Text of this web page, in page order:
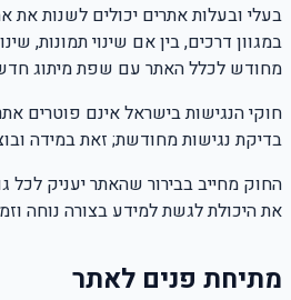
בעלי ובעלות אתרים יכולים לשנות
במגוון דרכים, בין אם שינוי תמונות,
מחודש לכלל האתר עם שפת מיתוג
חוקי הנגישות בישראל אינם פוטרים
בדיקת נגישות מחודשת; זאת במידה
החוק מחייב בבירור שהאתר יעניק לכל
את היכולת לגשת למידע בצורה נוחה
מתיחת פנים לאתר